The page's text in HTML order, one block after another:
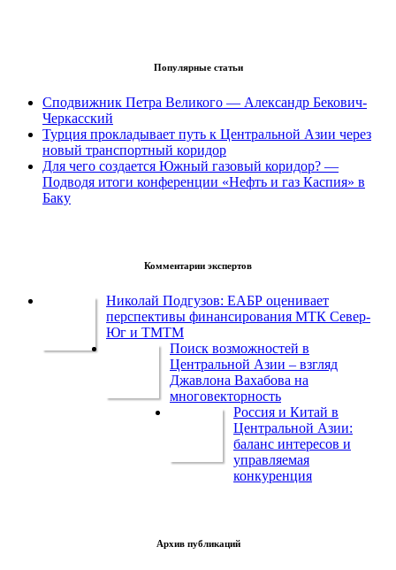
Популярные статьи
Сподвижник Петра Великого — Александр Бекович-
Черкасский
Турция прокладывает путь к Центральной Азии через
новый транспортный коридор
Для чего создается Южный газовый коридор? —
Подводя итоги конференции «Нефть и газ Каспия» в
Баку
Комментарии экспертов
Николай Подгузов: ЕАБР оценивает
перспективы финансирования МТК Север-
Юг и ТМТМ
Поиск возможностей в
Центральной Азии – взгляд
Джавлона Вахабова на
многовекторность
Россия и Китай в
Центральной Азии:
баланс интересов и
управляемая
конкуренция
Архив публикаций